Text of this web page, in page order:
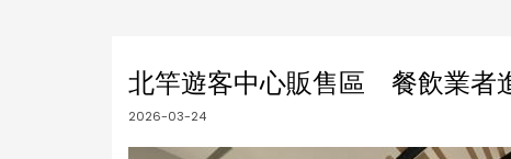
北竿遊客中心販售區 餐飲業者
2026-03-24